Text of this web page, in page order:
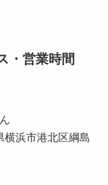
・営業時間
横浜市港北区綱島